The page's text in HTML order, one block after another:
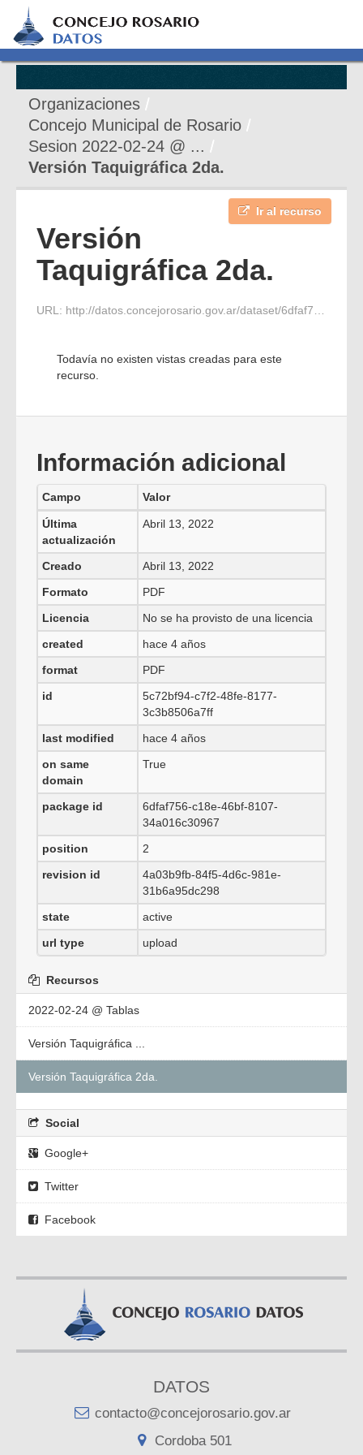
Organizaciones
Concejo Municipal de Rosario
Sesion 2022-02-24 @ ...
Versión Taquigráfica 2da.
Ir al recurso
Versión
Taquigráfica 2da.
URL: http://datos.concejorosario.gov.ar/dataset/6dfaf756-c18e-46bf-8107-34a016c30967/resource/5c72bf94-c7f2-48fe-8177-3c3b8506a7ff/download/2022-02-24-s-extraordinaria-2-vt.pdf
Todavía no existen vistas creadas para este
recurso.
Información adicional
Campo Valor
Última
actualización
Abril 13, 2022
Creado
Abril 13, 2022
Formato
PDF
Licencia
No se ha provisto de una licencia
created
hace 4 años
format
PDF
id
5c72bf94-c7f2-48fe-8177-
3c3b8506a7ff
last modified
hace 4 años
on same
domain
True
package id
6dfaf756-c18e-46bf-8107-
34a016c30967
position
2
revision id
4a03b9fb-84f5-4d6c-981e-
31b6a95dc298
state
active
url type
upload
Recursos
2022-02-24 @ Tablas
Versión Taquigráfica ...
Versión Taquigráfica 2da.
Social
Google+
Twitter
Facebook
DATOS
contacto@concejorosario.gov.ar
Cordoba 501